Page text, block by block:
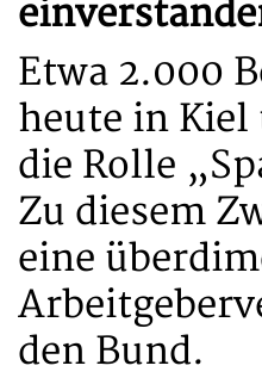
Etwa 2.000
heute in Kiel
die Rolle
Zu diesem
eine
den Bund.